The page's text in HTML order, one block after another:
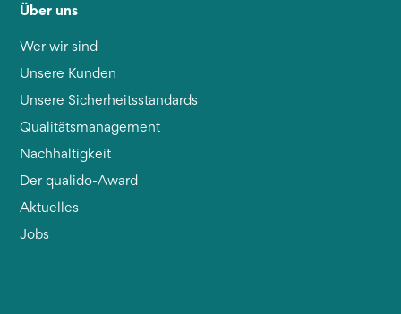
Über uns
Wer wir sind
Unsere Kunden
Unsere Sicherheitsstandards
Qualitätsmanagement
Nachhaltigkeit
Der qualido-Award
Aktuelles
Jobs